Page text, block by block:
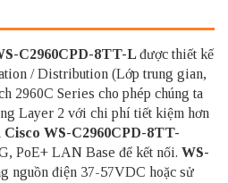
C2960CPD-8TT-Lđược thiết kế
/ Distribution (Lớp trung gian,
2960C Series cho phép chúng ta
Layer 2 với chi phí tiết kiệm hơn
Cisco WS-C2960CPD-8TT-
PoE+ LAN Base để kết nối. WS-
nguồn điện 37-57VDC hoặc sử